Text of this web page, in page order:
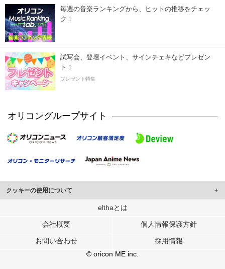
毎週の音楽ランキングから、ヒットの推移をチェッ
ク！
試写会、登壇イベント、サインチェキなどプレゼン
ト！
プレゼント特集
オリコングループサイト
クッキーの使用について
このサイトでは Cookie を使用して、ユーザーに合わせたコンテンツや広告の
行っています。
メディアや広告配信、データ解析の各パートナーに提供しています。
各パートナーは、この情報とユーザーが各パートナーに提供した他の情報や、
ユーザーが各パートナーのサービスを使用したときに収集した他の情報を組み
elthaとは
会社概要 個人情報保護方針
お問い合わせ
採用情報
© oricon ME inc.